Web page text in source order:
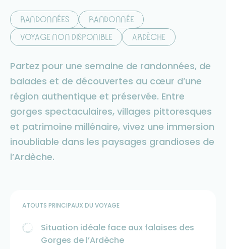
RANDONNÉES
RANDONNÉE
VOYAGE NON DISPONIBLE
ARDÈCHE
Partez pour une semaine de randonnées, de
balades et de découvertes au cœur d’une
région authentique et préservée. Entre
gorges spectaculaires, villages pittoresques
et patrimoine millénaire, vivez une immersion
inoubliable dans les paysages grandioses de
l’Ardèche.
ATOUTS PRINCIPAUX DU VOYAGE
Situation idéale face aux falaises des
Gorges de l’Ardèche